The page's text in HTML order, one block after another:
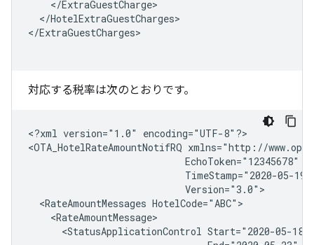
</HotelExtraGuestCharges>
</ExtraGuestCharges>
対応する税率は次のとおりです。
<?xml version="1.0"
encoding="UTF-8"?>
<OTA_HotelRateAmountNotifRQ
<RateAmountMessages
<StatusApplicationControl